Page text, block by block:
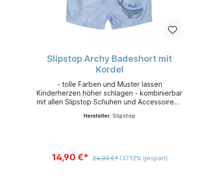
Slipstop Archy Badeshort mit
Kordel
- tolle Farben und Muster lassen
Kinderherzen höher schlagen - kombinierbar
mit allen Slipstop Schuhen und Accessoires -
schnelltrocknendem 100 % Polyester -
Hersteller: Slipstop
14,90 €* 24,00 €* (37.92% gespart)